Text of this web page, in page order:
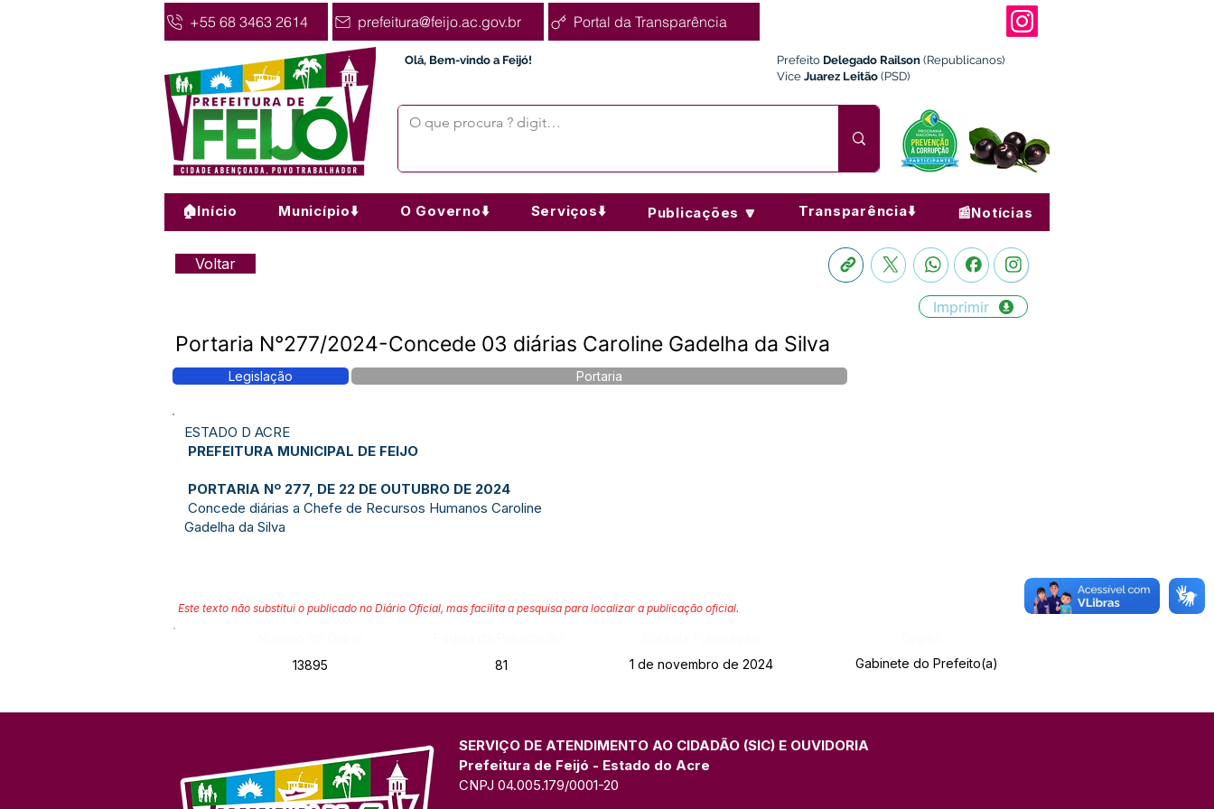
+55 68 3463 2614 prefeitura@feijo.ac.gov.br Portal da Transparência
Olá, Bem-vindo a Feijó! Prefeito Delegado Railson (Republicanos)
Vice Juarez Leitão (PSD)
🏠Início Município⬇️ O Governo⬇️ Serviços⬇️ Publicações 🔽 Transparência⬇️ 📰Notícias
Voltar
Imprimir
Portaria N°277/2024-Concede 03 diárias Caroline Gadelha da Silva
Legislação Portaria
ESTADO D ACRE
PREFEITURA MUNICIPAL DE FEIJO
PORTARIA Nº 277, DE 22 DE OUTUBRO DE 2024
Concede diárias a Chefe de Recursos Humanos Caroline
Gadelha da Silva
Este texto não substitui o publicado no Diário Oficial, mas facilita a pesquisa para localizar a publicação oficial.
13895
81 1 de novembro de 2024 Gabinete do Prefeito(a)
SERVIÇO DE ATENDIMENTO AO CIDADÃO (SIC) E OUVIDORIA
Prefeitura de Feijó - Estado do Acre
CNPJ 04.005.179/0001-20